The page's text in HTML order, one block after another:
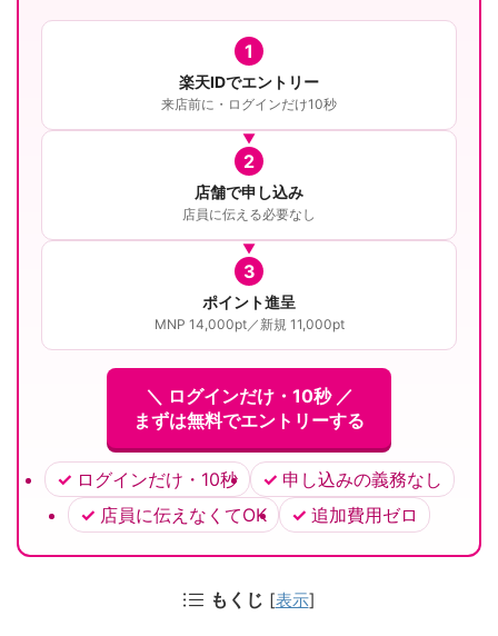
1
楽天IDでエントリー
来店前に・ログインだけ10秒
2
店舗で申し込み
店員に伝える必要なし
3
ポイント進呈
MNP 14,000pt／新規 11,000pt
＼ ログインだけ・10秒 ／
まずは無料でエントリーする
ログインだけ・10秒
申し込みの義務なし
店員に伝えなくてOK
追加費用ゼロ
もくじ [表示]